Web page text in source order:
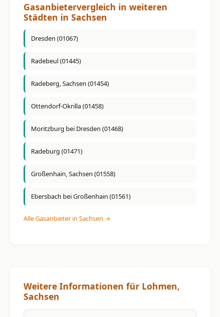
Gasanbietervergleich in weiteren
Städten in Sachsen
Dresden (01067)
Radebeul (01445)
Radeberg, Sachsen (01454)
Ottendorf-Okrilla (01458)
Moritzburg bei Dresden (01468)
Radeburg (01471)
Großenhain, Sachsen (01558)
Ebersbach bei Großenhain (01561)
Alle Gasanbieter in Sachsen →
Weitere Informationen für Lohmen,
Sachsen